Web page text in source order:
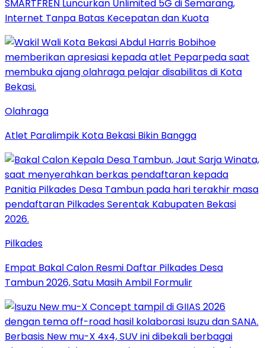
SMARTFREN Luncurkan Unlimited 5G di Semarang,
Internet Tanpa Batas Kecepatan dan Kuota
Olahraga
Atlet Paralimpik Kota Bekasi Bikin Bangga
Pilkades
Empat Bakal Calon Resmi Daftar Pilkades Desa
Tambun 2026, Satu Masih Ambil Formulir